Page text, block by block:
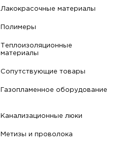
Лакокрасочные материалы
Полимеры
Теплоизоляционные
материалы
Сопутствующие товары
Газопламенное оборудование
Канализационные люки
Метизы и проволока